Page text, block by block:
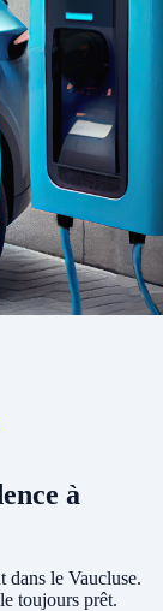
à
dans le Vaucluse.
toujours prêt.